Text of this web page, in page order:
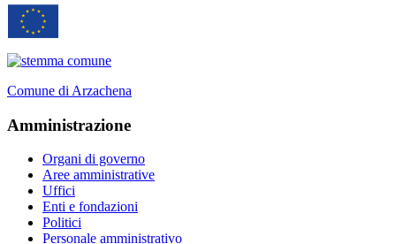
Comune di Arzachena
Amministrazione
Organi di governo
Aree amministrative
Uffici
Enti e fondazioni
Politici
Personale amministrativo